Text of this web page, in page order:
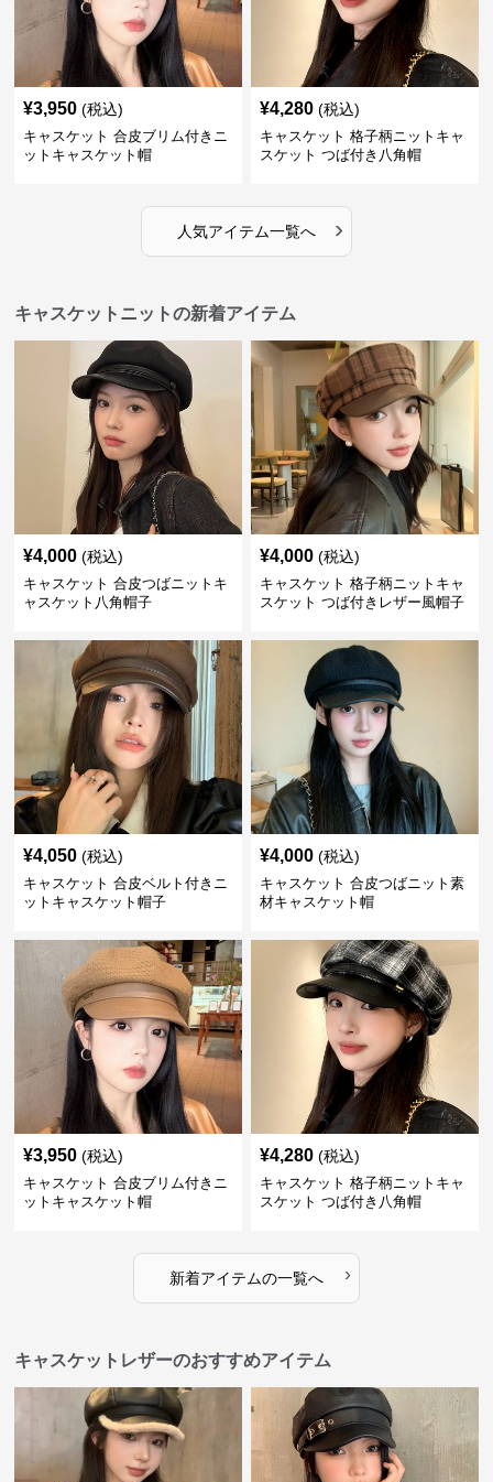
¥3,950 (税込)
キャスケット 合皮ブリム付きニ
ットキャスケット帽
¥4,280 (税込)
キャスケット 格子柄ニットキャ
スケット つば付き八角帽
人気アイテム一覧へ ›
キャスケットニットの新着アイテム
¥4,000 (税込)
キャスケット 合皮つばニットキ
ャスケット八角帽子
¥4,000 (税込)
キャスケット 格子柄ニットキャ
スケット つば付きレザー風帽子
¥4,050 (税込)
キャスケット 合皮ベルト付きニ
ットキャスケット帽子
¥4,000 (税込)
キャスケット 合皮つばニット素
材キャスケット帽
¥3,950 (税込)
キャスケット 合皮ブリム付きニ
ットキャスケット帽
¥4,280 (税込)
キャスケット 格子柄ニットキャ
スケット つば付き八角帽
新着アイテムの一覧へ ›
キャスケットレザーのおすすめアイテム